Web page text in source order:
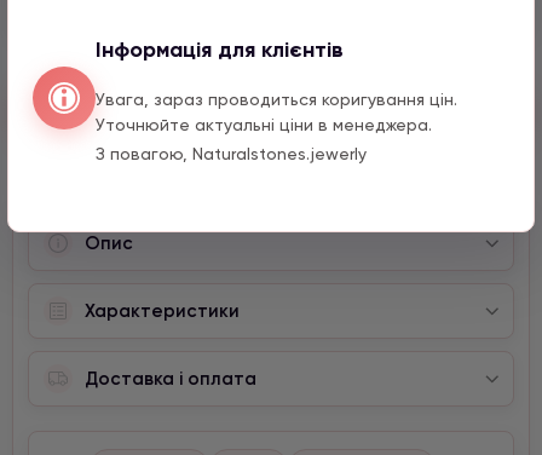
Інформація для клієнтів
Увага, зараз проводиться коригування цін.
Уточнюйте актуальні ціни в менеджера.
З повагою, Naturalstones.jewerly
Швидкий заказ
Опис
Характеристики
Доставка і оплата